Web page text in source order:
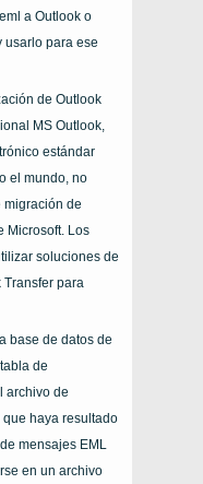
a Outlook o
usarlo para ese
de Outlook
MS Outlook,
estándar
el mundo, no
migración de
Microsoft. Los
soluciones de
Transfer para
base de datos de
de
archivo de
haya resultado
mensajes EML
en un archivo